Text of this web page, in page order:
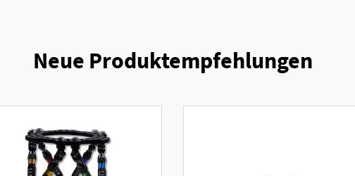
Neue Produktempfehlungen